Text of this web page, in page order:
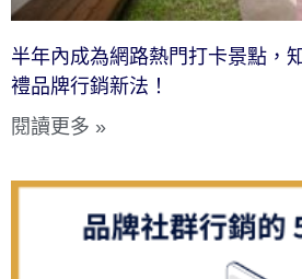
半年內成為網路熱門打卡景點，
禮品牌行銷新法！
閱讀更多 »